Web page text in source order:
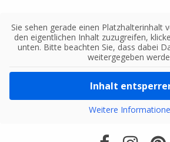
Sie sehen gerade einen Platzhalterinhalt
den eigentlichen Inhalt zuzugreifen,
unten. Bitte beachten Sie, dass dabei
weitergegeben
Inhalt
Weitere